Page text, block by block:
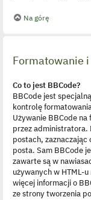
Na górę
Formatowanie
Co to jest BBCode?
BBCode jest
kontrolę
Używanie BBCode
przez administratora.
postach,
posta. Sam BBCode
zawarte są w
używanych w HTML-
więcej informacji o
ze strony tworzenia